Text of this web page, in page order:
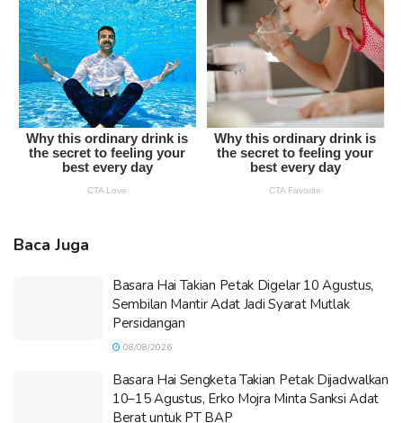
Baca Juga
Basara Hai Takian Petak Digelar 10 Agustus,
Sembilan Mantir Adat Jadi Syarat Mutlak
Persidangan
08/08/2026
Basara Hai Sengketa Takian Petak Dijadwalkan
10–15 Agustus, Erko Mojra Minta Sanksi Adat
Berat untuk PT BAP